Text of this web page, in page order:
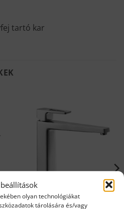
olyan technológiákat
tárolására és/vagy
tartó kar